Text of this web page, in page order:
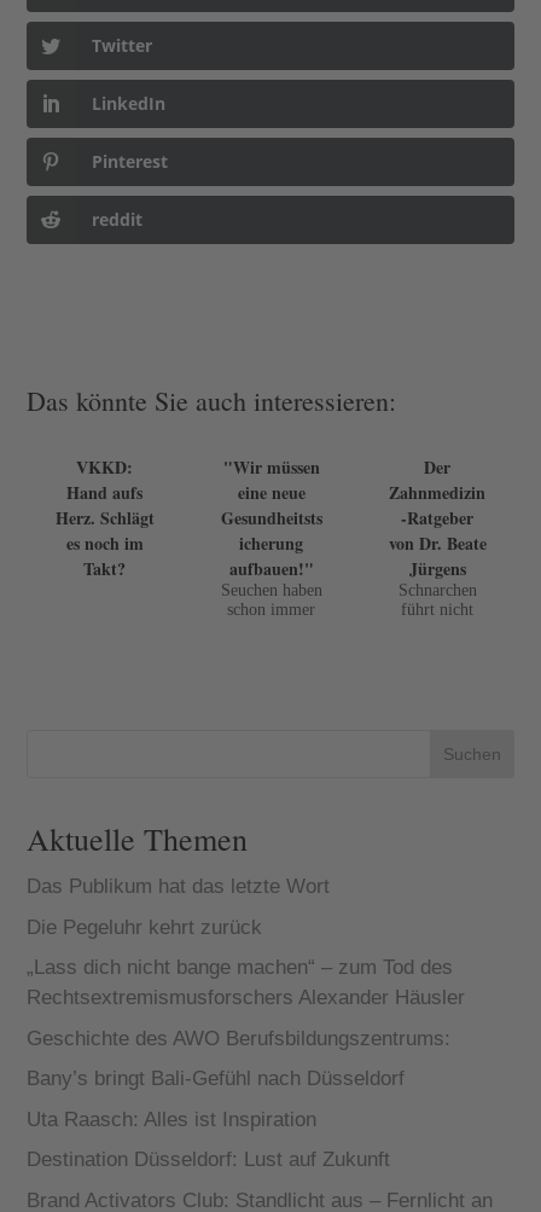
Twitter
LinkedIn
Pinterest
reddit
Das könnte Sie auch interessieren:
VKKD:
Hand aufs
Herz. Schlägt
es noch im
Takt?
"Wir müssen
eine neue
Gesundheitsts
icherung
aufbauen!"
Seuchen haben
schon immer
Der
Zahnmedizin
-Ratgeber
von Dr. Beate
Jürgens
Schnarchen
führt nicht
Schnarchorgie
n können bis
Suchen
Aktuelle Themen
Das Publikum hat das letzte Wort
Die Pegeluhr kehrt zurück
„Lass dich nicht bange machen“ – zum Tod des
Rechtsextremismusforschers Alexander Häusler
Geschichte des AWO Berufsbildungszentrums:
Bany’s bringt Bali-Gefühl nach Düsseldorf
Uta Raasch: Alles ist Inspiration
Destination Düsseldorf: Lust auf Zukunft
Brand Activators Club: Standlicht aus – Fernlicht an